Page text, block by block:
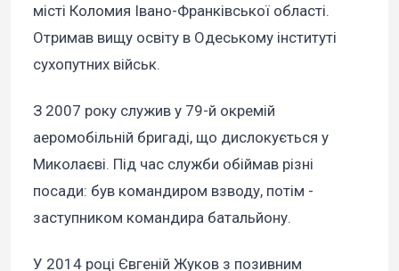
місті Коломия Івано-Франківської області.
Отримав вищу освіту в Одеському інституті
сухопутних військ.
З 2007 року служив у 79-й окремій
аеромобільній бригаді, що дислокується у
Миколаєві. Під час служби обіймав різні
посади: був командиром взводу, потім -
заступником командира батальйону.
У 2014 році Євгеній Жуков з позивним